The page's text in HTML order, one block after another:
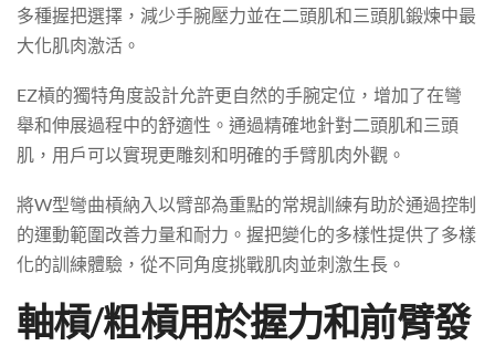
多種握把選擇，減少手腕壓力並在二頭肌和三頭肌鍛煉中最
大化肌肉激活。
EZ槓的獨特角度設計允許更自然的手腕定位，增加了在彎
舉和伸展過程中的舒適性。通過精確地針對二頭肌和三頭
肌，用戶可以實現更雕刻和明確的手臂肌肉外觀。
將W型彎曲槓納入以臂部為重點的常規訓練有助於通過控制
的運動範圍改善力量和耐力。握把變化的多樣性提供了多樣
化的訓練體驗，從不同角度挑戰肌肉並刺激生長。
軸槓/粗槓用於握力和前臂發